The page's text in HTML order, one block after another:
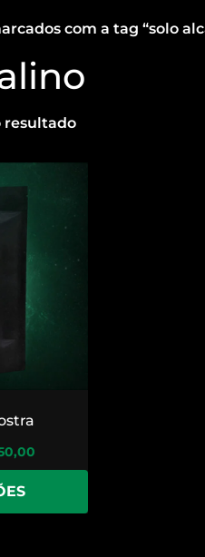
com a tag “solo
resultado